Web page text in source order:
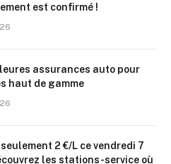
est confirmé !
assurances auto pour
haut de gamme
2 €/L ce vendredi 7
les stations-service où